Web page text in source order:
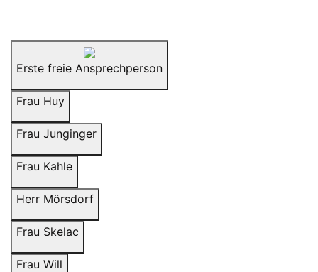
Erste freie Ansprechperson
Frau Huy
Frau Junginger
Frau Kahle
Herr Mörsdorf
Frau Skelac
Frau Will